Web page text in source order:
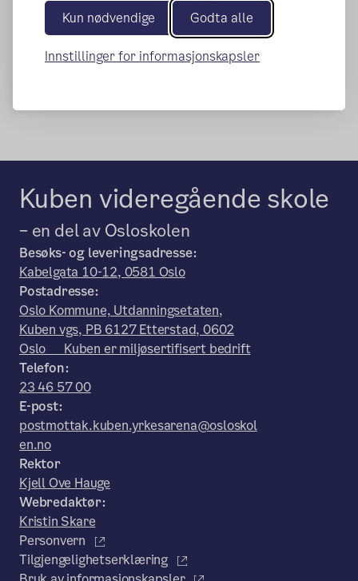
Kun nødvendige Godta alle
Innstillinger for informasjonskapsler
Publisert:22.06.2026
Kuben videregående skole
– en del av Osloskolen
Besøks- og leveringsadresse:
Kabelgata 10-12, 0581 Oslo
Postadresse:
Oslo Kommune, Utdanningsetaten,
Kuben vgs, PB 6127 Etterstad, 0602
Oslo Kuben er miljøsertifisert bedrift
Telefon:
23 46 57 00
E-post:
postmottak.kuben.yrkesarena@osloskol
en.no
Rektor
Kjell Ove Hauge
Webredaktør:
Kristin Skare
Personvern
Tilgjengelighetserklæring